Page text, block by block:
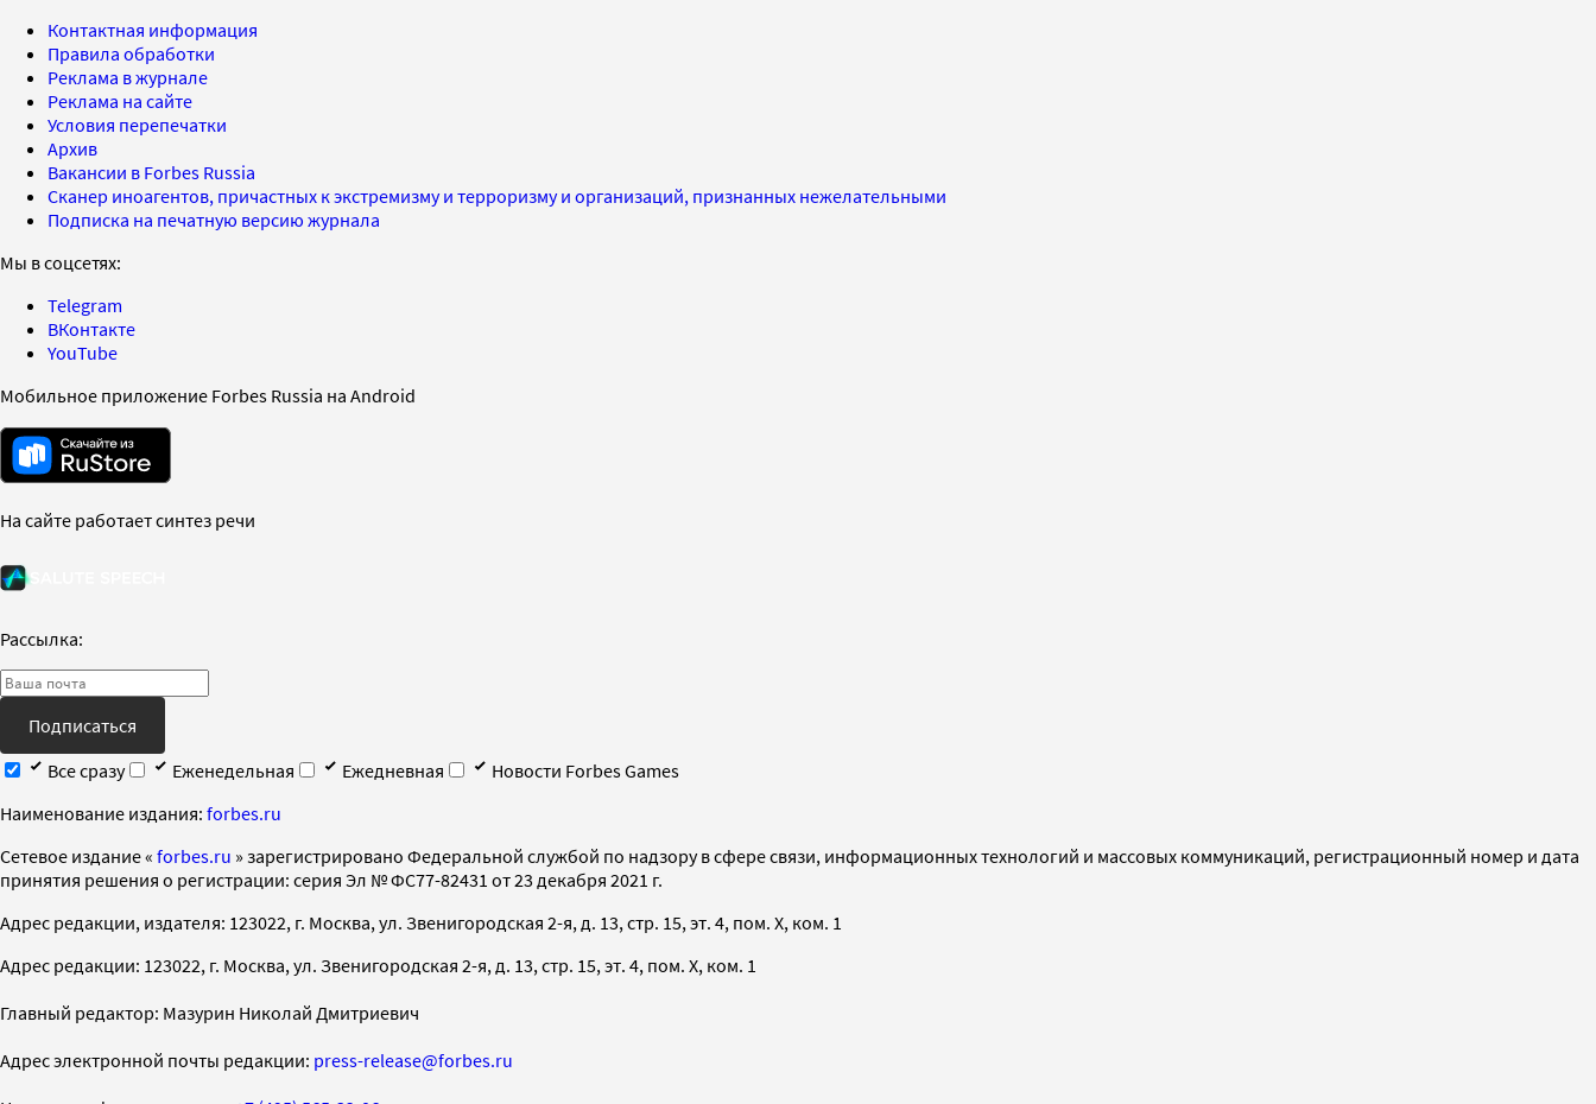
Контактная информация
Правила обработки
Реклама в журнале
Реклама на сайте
Условия перепечатки
Архив
Вакансии в Forbes Russia
Сканер иноагентов, причастных к экстремизму и терроризму и организаций, признанных нежелательными
Подписка на печатную версию журнала
Мы в соцсетях:
Telegram
ВКонтакте
YouTube
Мобильное приложение Forbes Russia на Android
На сайте работает синтез речи
Рассылка:
Подписаться
Все сразу
Еженедельная Ежедневная
Новости Forbes Games
Наименование издания: forbes.ru
Cетевое издание « forbes.ru » зарегистрировано Федеральной службой по надзору в сфере связи, информационных технологий и массовых коммуникаций, регистрационный номер и дата
принятия решения о регистрации: серия Эл № ФС77-82431 от 23 декабря 2021 г.
Адрес редакции, издателя: 123022, г. Москва, ул. Звенигородская 2-я, д. 13, стр. 15, эт. 4, пом. X, ком. 1
Адрес редакции: 123022, г. Москва, ул. Звенигородская 2-я, д. 13, стр. 15, эт. 4, пом. X, ком. 1
Главный редактор: Мазурин Николай Дмитриевич
Адрес электронной почты редакции: press-release@forbes.ru